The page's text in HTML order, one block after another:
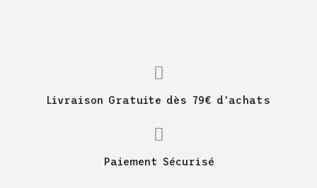
Livraison Gratuite dès 79€ d'achats
Paiement Sécurisé